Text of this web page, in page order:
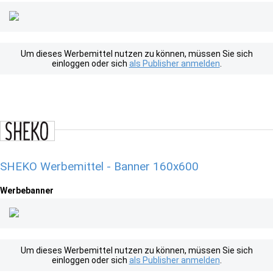
Um dieses Werbemittel nutzen zu können, müssen Sie sich
einloggen oder sich als Publisher anmelden
SHEKO Werbemittel - Banner 160x600
Werbebanner
Um dieses Werbemittel nutzen zu können, müssen Sie sich
einloggen oder sich als Publisher anmelden